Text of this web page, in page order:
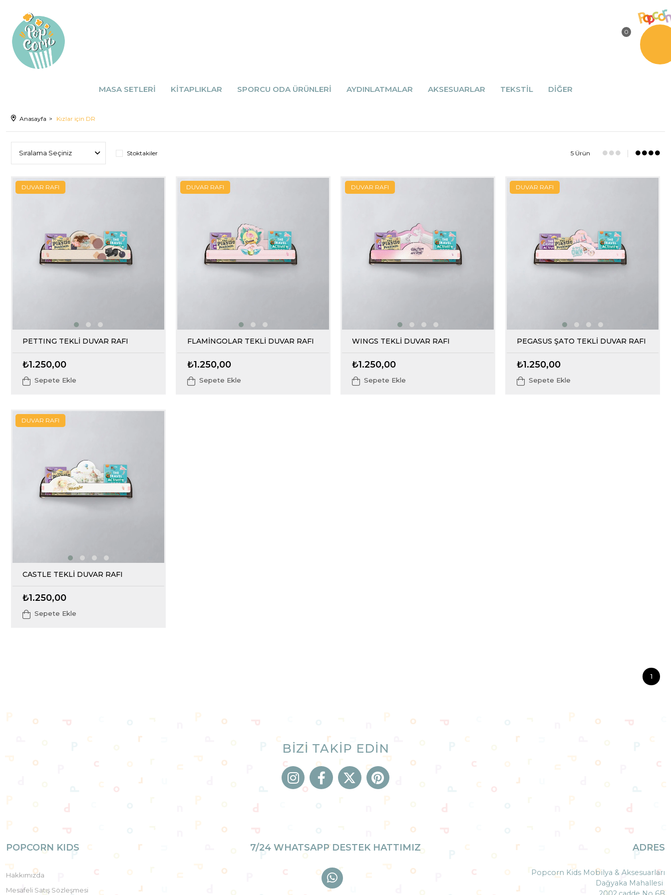
0
MASA SETLERİ KİTAPLIKLAR SPORCU ODA ÜRÜNLERİ AYDINLATMALAR AKSESUARLAR TEKSTİL DİĞER
Anasayfa Kızlar için DR
Stoktakiler 5 Ürün
DUVAR RAFI
PETTING TEKLİ DUVAR RAFI
₺1.250,00
Sepete Ekle
DUVAR RAFI
FLAMİNGOLAR TEKLİ DUVAR RAFI
₺1.250,00
Sepete Ekle
DUVAR RAFI
WINGS TEKLİ DUVAR RAFI
₺1.250,00
Sepete Ekle
DUVAR RAFI
PEGASUS ŞATO TEKLİ DUVAR RAFI
₺1.250,00
Sepete Ekle
DUVAR RAFI
CASTLE TEKLİ DUVAR RAFI
₺1.250,00
Sepete Ekle
1
BİZİ TAKİP EDİN
POPCORN KIDS
Hakkımızda
Mesafeli Satış Sözleşmesi
7/24 WHATSAPP DESTEK HATTIMIZ ADRES
Popcorn Kids Mobilya & Aksesuarları
Dağyaka Mahallesi